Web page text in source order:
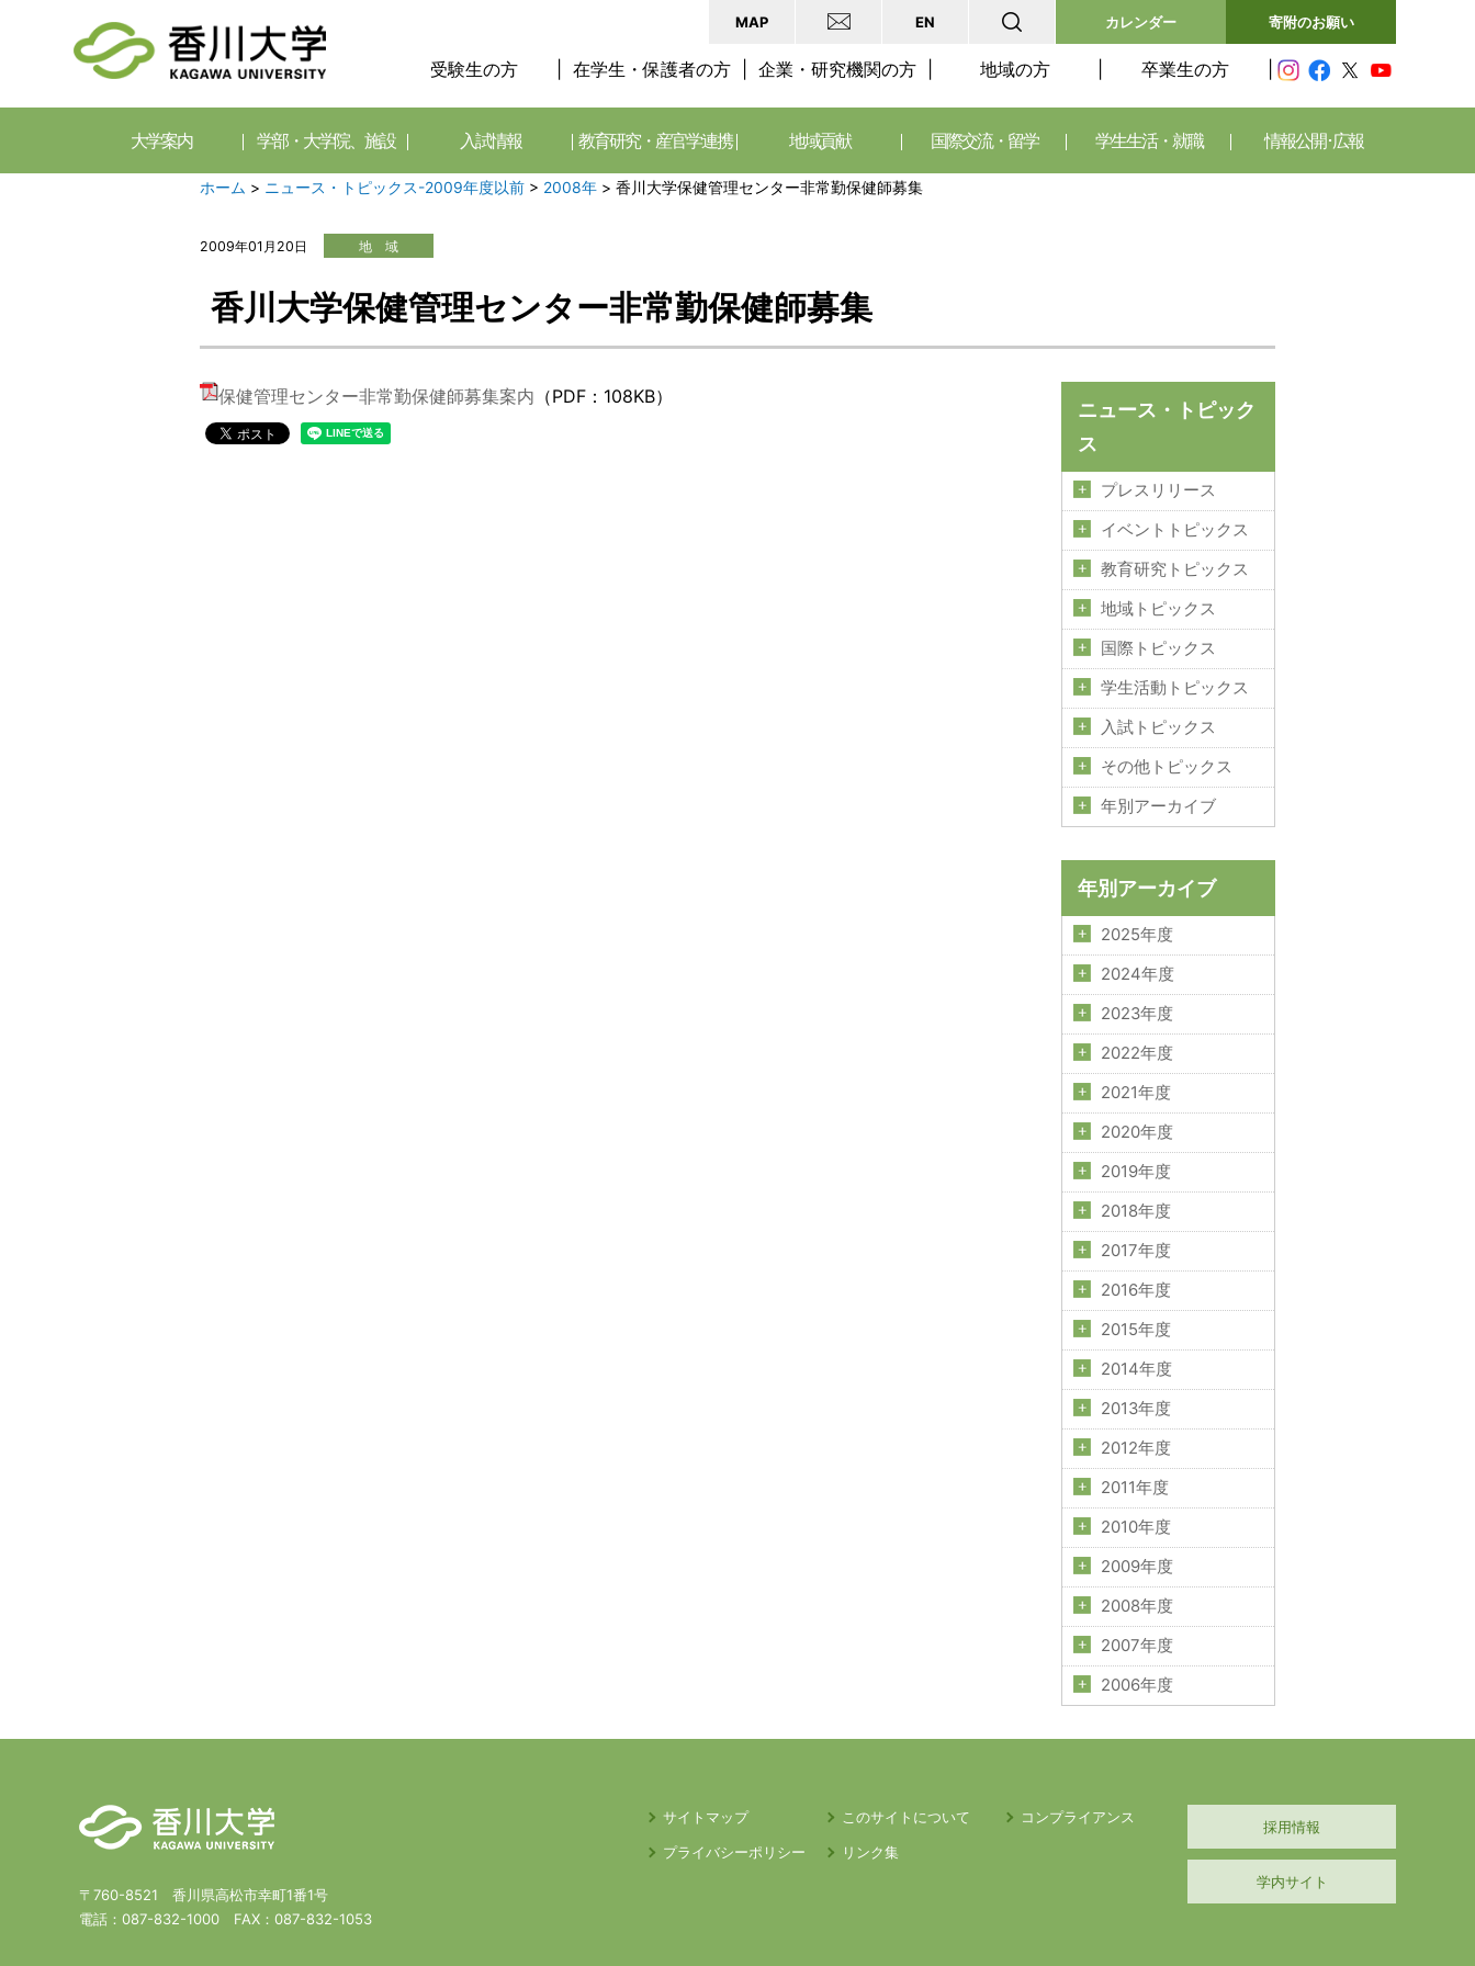
MAP EN カレンダー 寄附のお願い
受験生の方 在学生・保護者の方 企業・研究機関の方 地域の方 卒業生の方
大学案内 学部・大学院、施設 入試情報 教育研究・産官学連携 地域貢献 国際交流・留学 学生生活・就職 情報公開･広報
ホーム > ニュース・トピックス-2009年度以前 > 2008年 > 香川大学保健管理センター非常勤保健師募集
2009年01月20日 地 域
香川大学保健管理センター非常勤保健師募集
保健管理センター非常勤保健師募集案内 （PDF：108KB）
ニュース・トピック
ス
プレスリリース
イベントトピックス
教育研究トピックス
地域トピックス
国際トピックス
学生活動トピックス
入試トピックス
その他トピックス
年別アーカイブ
年別アーカイブ
2025年度
2024年度
2023年度
2022年度
2021年度
2020年度
2019年度
2018年度
2017年度
2016年度
2015年度
2014年度
2013年度
2012年度
2011年度
2010年度
2009年度
2008年度
2007年度
2006年度
〒760-8521 香川県高松市幸町1番1号
電話： 087-832-1000 FAX： 087-832-1053
サイトマップ このサイトについて
コンプライアンス
プライバシーポリシー
リンク集
採用情報
学内サイト